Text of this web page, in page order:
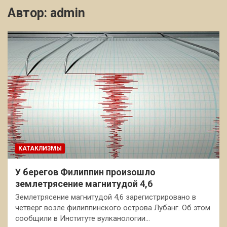
Автор: admin
КАТАКЛИЗМЫ
У берегов Филиппин произошло
землетрясение магнитудой 4,6
Землетрясение магнитудой 4,6 зарегистрировано в
четверг возле филиппинского острова Лубанг. Об этом
сообщили в Институте вулканологии…